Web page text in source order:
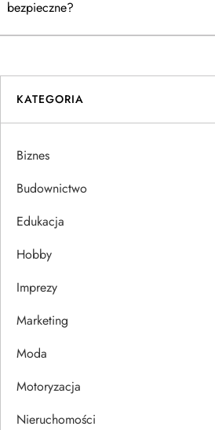
a
w
i
g
a
c
a
w
p
bezpieczne?
KATEGORIA
Biznes
Budownictwo
Edukacja
Hobby
Imprezy
Marketing
Moda
Motoryzacja
Nieruchomości